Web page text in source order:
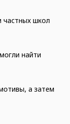
частных школ
найти
а затем